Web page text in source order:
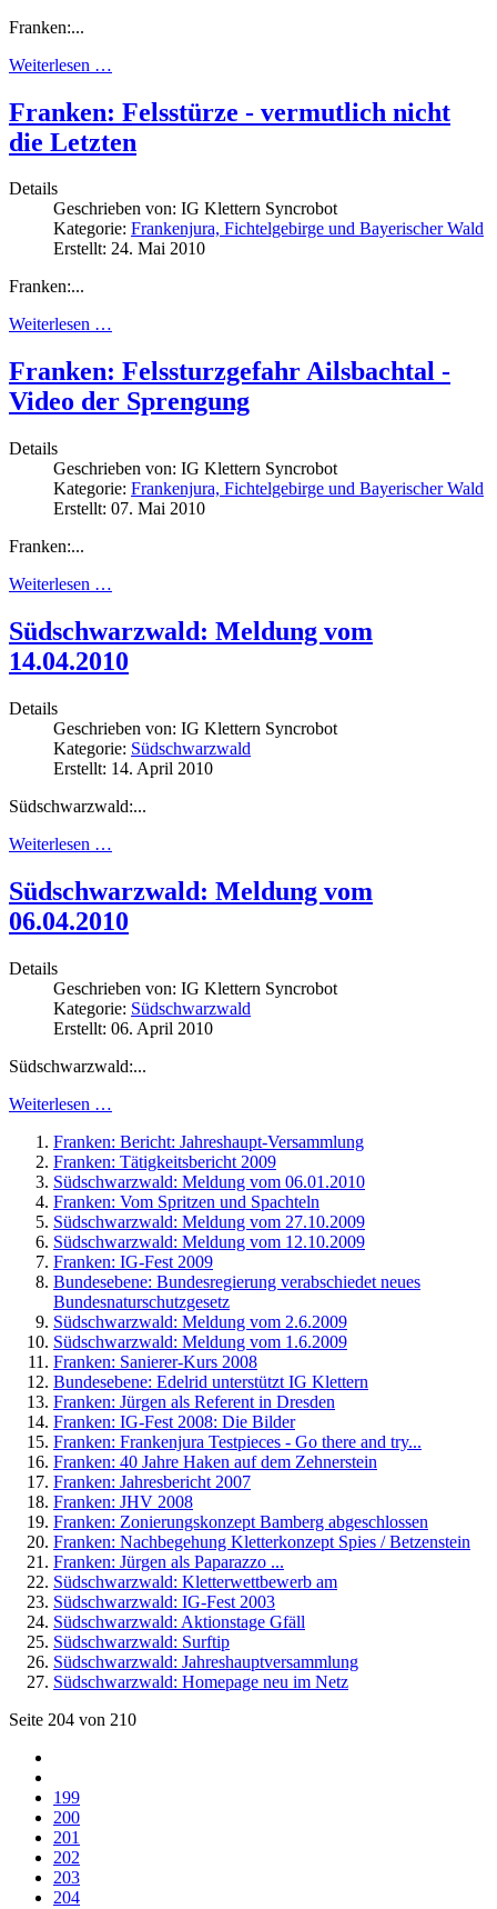
Franken:...
Weiterlesen …
Franken: Felsstürze - vermutlich nicht
die Letzten
Details
Geschrieben von: IG Klettern Syncrobot
Kategorie: Frankenjura, Fichtelgebirge und Bayerischer Wald
Erstellt: 24. Mai 2010
Franken:...
Weiterlesen …
Franken: Felssturzgefahr Ailsbachtal -
Video der Sprengung
Details
Geschrieben von: IG Klettern Syncrobot
Kategorie: Frankenjura, Fichtelgebirge und Bayerischer Wald
Erstellt: 07. Mai 2010
Franken:...
Weiterlesen …
Südschwarzwald: Meldung vom
14.04.2010
Details
Geschrieben von: IG Klettern Syncrobot
Kategorie: Südschwarzwald
Erstellt: 14. April 2010
Südschwarzwald:...
Weiterlesen …
Südschwarzwald: Meldung vom
06.04.2010
Details
Geschrieben von: IG Klettern Syncrobot
Kategorie: Südschwarzwald
Erstellt: 06. April 2010
Südschwarzwald:...
Weiterlesen …
Franken: Bericht: Jahreshaupt-Versammlung
Franken: Tätigkeitsbericht 2009
Südschwarzwald: Meldung vom 06.01.2010
Franken: Vom Spritzen und Spachteln
Südschwarzwald: Meldung vom 27.10.2009
Südschwarzwald: Meldung vom 12.10.2009
Franken: IG-Fest 2009
Bundesebene: Bundesregierung verabschiedet neues
Bundesnaturschutzgesetz
Südschwarzwald: Meldung vom 2.6.2009
Südschwarzwald: Meldung vom 1.6.2009
Franken: Sanierer-Kurs 2008
Bundesebene: Edelrid unterstützt IG Klettern
Franken: Jürgen als Referent in Dresden
Franken: IG-Fest 2008: Die Bilder
Franken: Frankenjura Testpieces - Go there and try...
Franken: 40 Jahre Haken auf dem Zehnerstein
Franken: Jahresbericht 2007
Franken: JHV 2008
Franken: Zonierungskonzept Bamberg abgeschlossen
Franken: Nachbegehung Kletterkonzept Spies / Betzenstein
Franken: Jürgen als Paparazzo ...
Südschwarzwald: Kletterwettbewerb am
Südschwarzwald: IG-Fest 2003
Südschwarzwald: Aktionstage Gfäll
Südschwarzwald: Surftip
Südschwarzwald: Jahreshauptversammlung
Südschwarzwald: Homepage neu im Netz
Seite 204 von 210
199
200
201
202
203
204